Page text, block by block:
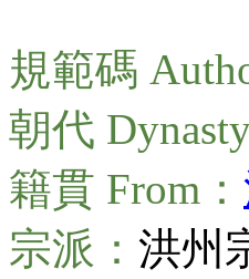
規範碼
朝代 Dynasty
籍貫 From：
宗派： 洪州